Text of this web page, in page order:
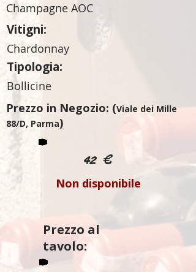
Champagne AOC
Vitigni:
Chardonnay
Tipologia:
Bollicine
Prezzo in Negozio: (Viale dei Mille
88/D, Parma)
42 €
Non disponibile
Prezzo al
tavolo: